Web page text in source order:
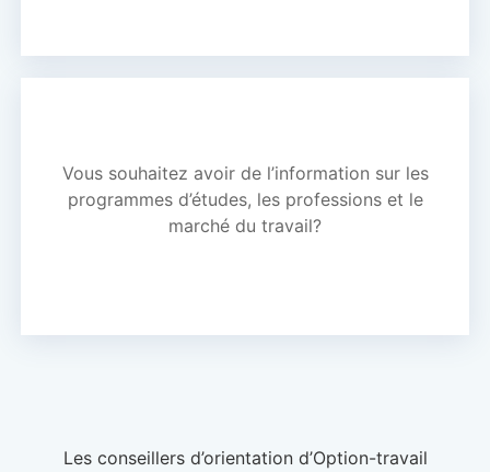
Vous souhaitez avoir de l’information sur les
programmes d’études, les professions et le
marché du travail?
Les conseillers d’orientation d’Option-travail